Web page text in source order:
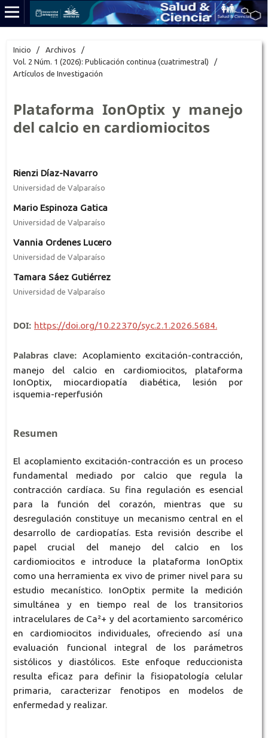
Inicio / Archivos
/
Vol. 2 Núm. 1 (2026): Publicación continua (cuatrimestral)
/
Artículos de Investigación
Plataforma IonOptix y manejo
del calcio en cardiomiocitos
Rienzi Díaz-Navarro
Universidad de Valparaíso
Mario Espinoza Gatica
Universidad de Valparaíso
Vannia Ordenes Lucero
Universidad de Valparaíso
Tamara Sáez Gutiérrez
Universidad de Valparaíso
DOI: https://doi.org/10.22370/syc.2.1.2026.5684.
Palabras clave: Acoplamiento excitación-contracción,
manejo del calcio en cardiomiocitos, plataforma
IonOptix, miocardiopatía diabética, lesión por
isquemia-reperfusión
Resumen
El acoplamiento excitación-contracción es un proceso
fundamental mediado por calcio que regula la
contracción cardíaca. Su fina regulación es esencial
para la función del corazón, mientras que su
desregulación constituye un mecanismo central en el
desarrollo de cardiopatías. Esta revisión describe el
papel crucial del manejo del calcio en los
cardiomiocitos e introduce la plataforma IonOptix
como una herramienta ex vivo de primer nivel para su
estudio mecanístico. IonOptix permite la medición
simultánea y en tiempo real de los transitorios
intracelulares de Ca²+ y del acortamiento sarcomérico
en cardiomiocitos individuales, ofreciendo así una
evaluación funcional integral de los parámetros
sistólicos y diastólicos. Este enfoque reduccionista
resulta eficaz para definir la fisiopatología celular
primaria, caracterizar fenotipos en modelos de
enfermedad y realizar.